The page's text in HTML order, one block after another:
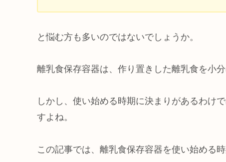
と悩む方も多いのではないでしょうか。
離乳食保存容器は、作り置きした離乳食を小
しかし、使い始める時期に決まりがあるわけ
すよね。
この記事では、離乳食保存容器を使い始める